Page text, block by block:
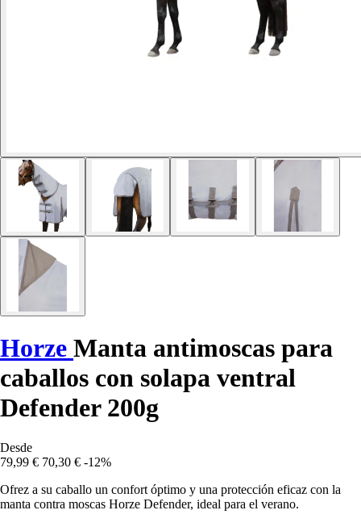
Horze Manta antimoscas para
caballos con solapa ventral
Defender 200g
Desde
79,99 € 70,30 € -12%
Ofrez a su caballo un confort óptimo y una protección eficaz con la
manta contra moscas Horze Defender, ideal para el verano.